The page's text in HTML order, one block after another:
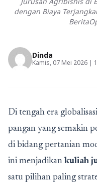
dengan Biaya
Dinda
Kamis, 07 Mei 2026 |
Di tengah era
pangan yang semakin
di bidang pertanian
ini menjadikan kuliah
satu pilihan paling